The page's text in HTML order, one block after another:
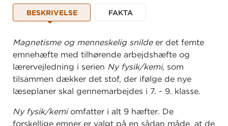
BESKRIVELSE FAKTA
Magnetisme og menneskelig snildeer det femte
emnehæfte med tilhørende arbejdshæfte og
lærervejledning i serien Ny fysik/kemi, som
tilsammen dækker det stof, der ifølge de nye
læseplaner skal gennemarbejdes i 7. - 9. klasse.
Ny fysik/kemiomfatter i alt 9 hæfter. De
forskellige emner er valgt på en sådan måde, at de